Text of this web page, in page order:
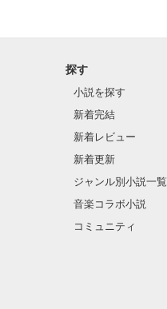
探す
小説を探す
新着完結
新着レビュー
新着更新
ジャンル別小説一覧
音楽コラボ小説
コミュニティ